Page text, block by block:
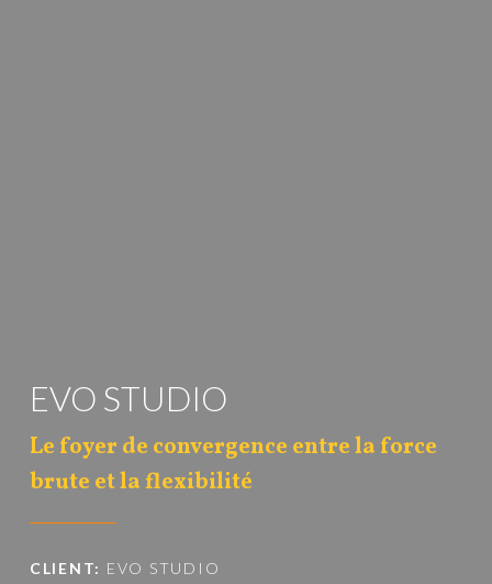
EVO STUDIO
Le foyer de convergence entre la force
brute et la flexibilité
CLIENT: EVO STUDIO